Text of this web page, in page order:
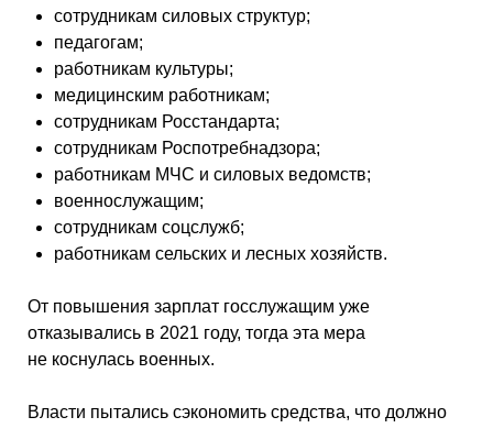
сотрудникам силовых структур;
педагогам;
работникам культуры;
медицинским работникам;
сотрудникам Росстандарта;
сотрудникам Роспотребнадзора;
работникам МЧС и силовых ведомств;
военнослужащим;
сотрудникам соцслужб;
работникам сельских и лесных хозяйств.
От повышения зарплат госслужащим уже
отказывались в 2021 году, тогда эта мера
не коснулась военных.
Власти пытались сэкономить средства, что должно